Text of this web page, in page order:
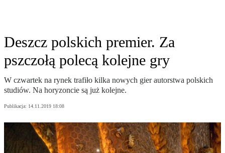
Deszcz polskich premier. Za
pszczołą polecą kolejne gry
W czwartek na rynek trafiło kilka nowych gier autorstwa polskich
studiów. Na horyzoncie są już kolejne.
Publikacja: 14.11.2019 18:08